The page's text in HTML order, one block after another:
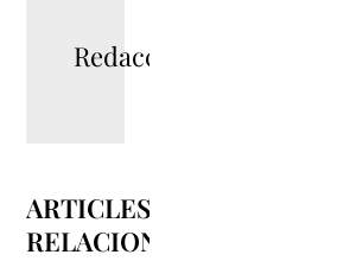
Redacció
ARTICLES
RELACIONATS